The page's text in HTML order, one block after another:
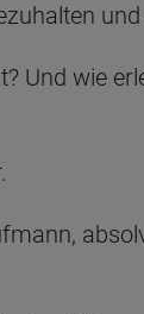
Und wie